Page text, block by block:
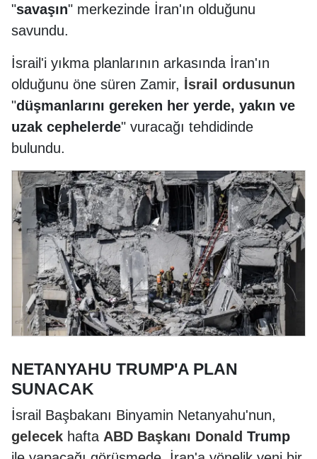
"savaşın" merkezinde İran'ın olduğunu
savundu.
İsrail'i yıkma planlarının arkasında İran'ın
olduğunu öne süren Zamir, İsrail ordusunun
"düşmanlarını gereken her yerde, yakın ve
uzak cephelerde" vuracağı tehdidinde
bulundu.
NETANYAHU TRUMP'A PLAN
SUNACAK
İsrail Başbakanı Binyamin Netanyahu'nun,
gelecek hafta ABD Başkanı Donald Trump